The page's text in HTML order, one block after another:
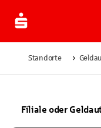
Standorte
Filiale oder